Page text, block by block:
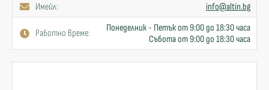
Имейл:
info@altin.bg
Работно време:
Понеделник - Петък от 9:00 до 18:30 часа
Събота от 9:00 до 18:30 часа